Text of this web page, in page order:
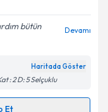
ilişkin
Aydınlatma
belirtilen
bütün
Devamı
Haritada Göster
: 2 D: 5 Selçuklu
Et